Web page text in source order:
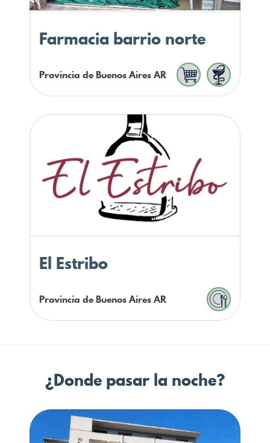
Farmacia barrio norte
Provincia de Buenos AiresAR
El Estribo
Provincia de Buenos AiresAR
¿Donde pasar la noche?